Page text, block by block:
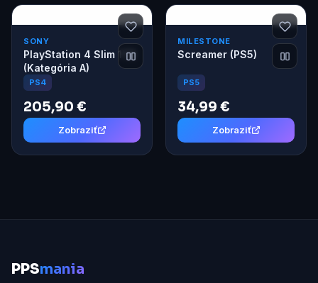
SONY
PlayStation 4 Slim 1TB
(Kategória A)
PS4
205,90 €
Zobraziť
MILESTONE
Screamer (PS5)
PS5
34,99 €
Zobraziť
PPSmania